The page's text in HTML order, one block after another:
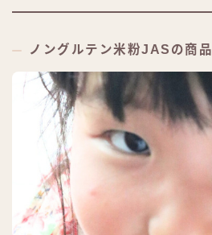
ノングルテン米粉JASの商品